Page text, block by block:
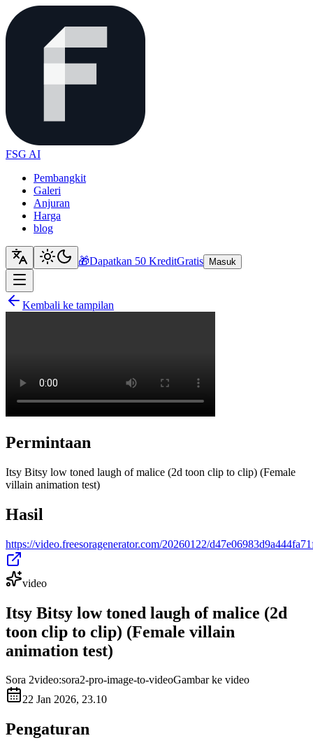
FSG AI
Pembangkit
Galeri
Anjuran
Harga
blog
🎁Dapatkan 50 KreditGratis Masuk
Kembali ke tampilan
Permintaan
Itsy Bitsy low toned laugh of malice (2d toon clip to clip) (Female
villain animation test)
Hasil
https://video.freesoragenerator.com/20260122/
video
Itsy Bitsy low toned laugh of malice (2d
toon clip to clip) (Female villain
animation test)
Sora 2video:sora2-pro-image-to-videoGambar ke video
22 Jan 2026, 23.10
Pengaturan